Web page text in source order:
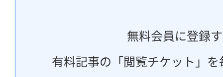
無料会員に登録
有料記事の「閲覧チケット」